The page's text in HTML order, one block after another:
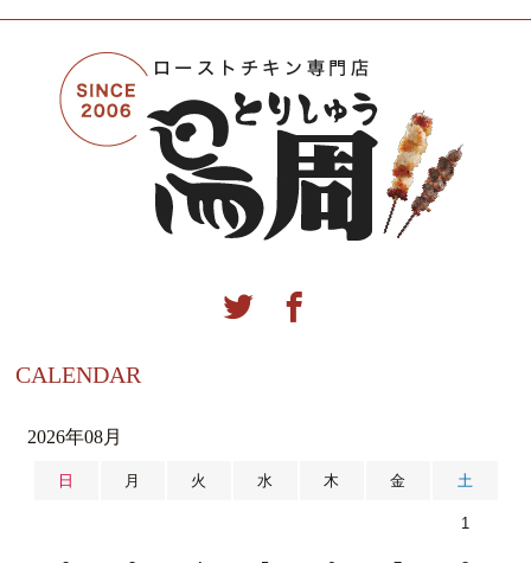
CALENDAR
2026年08月
日 月 火 水 木 金 土
1